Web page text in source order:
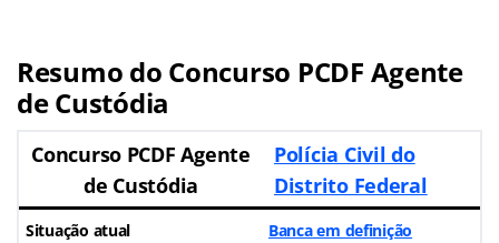
Resumo do Concurso PCDF Agente
de Custódia
Concurso PCDF Agente
de Custódia
Polícia Civil do
Distrito Federal
Situação atual Banca em definição